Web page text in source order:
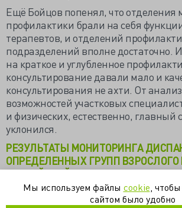
Ещё Бойцов попенял, что отделения
профилактики брали на себя
терапевтов, и отделений
подразделений вполне достаточно.
на краткое и углубленное
консультирование давали мало и
консультирования не ахти. От
возможностей участковых
и физических, естественно, главный
уклонился.
РЕЗУЛЬТАТЫ МОНИТОРИНГА
ОПРЕДЕЛЕННЫХ ГРУПП ВЗРОСЛОГО
РОССИЙСКОЙ ФЕДЕРАЦИИ На
(www.gnicpm.ru)
Мы используем файлы cookie ,
сайтом было удобно